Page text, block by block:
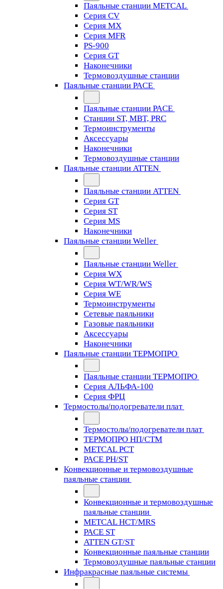
Паяльные станции METCAL
Серия CV
Серия MX
Серия MFR
PS-900
Серия GT
Наконечники
Термовоздушные станции
Паяльные станции PACE
Паяльные станции PACE
Станции ST, MBT, PRC
Термоинструменты
Аксессуары
Наконечники
Термовоздушные станции
Паяльные станции ATTEN
Паяльные станции ATTEN
Серия GT
Серия ST
Серия MS
Наконечники
Паяльные станции Weller
Паяльные станции Weller
Серия WX
Серия WT/WR/WS
Серия WE
Термоинструменты
Сетевые паяльники
Газовые паяльники
Аксессуары
Наконечники
Паяльные станции ТЕРМОПРО
Паяльные станции ТЕРМОПРО
Серия АЛЬФА-100
Серия ФРЦ
Термостолы/подогреватели плат
Термостолы/подогреватели плат
ТЕРМОПРО НП/СТМ
METCAL PCT
PACE PH/ST
Конвекционные и термовоздушные
паяльные станции
Конвекционные и термовоздушные
паяльные станции
METCAL HCT/MRS
PACE ST
ATTEN GT/ST
Конвекционные паяльные станции
Термовоздушные паяльные станции
Инфракрасные паяльные системы